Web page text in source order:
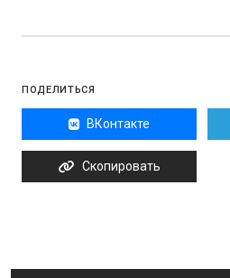
ПОДЕЛИТЬСЯ
ВКонтакте
Скопировать